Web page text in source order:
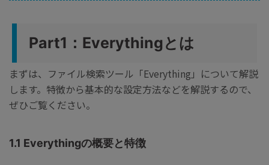
Part1：Everythingとは
まずは、ファイル検索ツール「Everything」について解説
します。特徴から基本的な設定方法などを解説するので、
ぜひご覧ください。
1.1 Everythingの概要と特徴